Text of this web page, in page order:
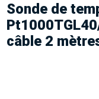
Sonde de
câble 2